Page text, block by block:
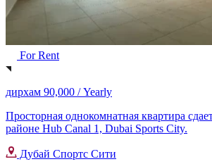
For Rent
дирхам 90,000 /Yearly
Просторная однокомнатная квартира
районе Hub Canal 1, Dubai Sports City.
Дубай Спортс Сити